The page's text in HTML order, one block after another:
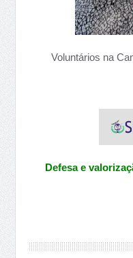
Voluntários na
Defesa e